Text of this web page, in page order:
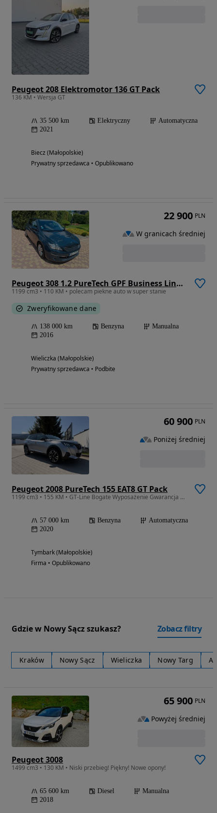
Peugeot 208 Elektromotor 136 GT Pack
136 KM • Wersja GT
35 500 km Elektryczny
Automatyczna
2021
Biecz (Małopolskie)
Prywatny sprzedawca • Opublikowano
Peugeot 308 1.2 PureTech GPF Business Line S&S
1199 cm3 • 110 KM • polecam piekne auto w super stanie
Zweryfikowane dane
138 000 km Benzyna
Manualna
2016
Wieliczka (Małopolskie)
Prywatny sprzedawca • Podbite
22 900 PLN
W granicach średniej
Peugeot 2008 PureTech 155 EAT8 GT Pack
1199 cm3 • 155 KM • GT-Line Bogate Wyposażenie Gwarancja Polecam
57 000 km Benzyna
Automatyczna
2020
Tymbark (Małopolskie)
Firma • Opublikowano
60 900 PLN
Poniżej średniej
Gdzie w Nowy Sącz szukasz? Zobacz filtry
Kraków Nowy Sącz Wieliczka Nowy Targ
Peugeot 3008
1499 cm3 • 130 KM • Niski przebieg! Piękny! Nowe opony!
65 600 km Diesel
Manualna
2018
65 900 PLN
Powyżej średniej